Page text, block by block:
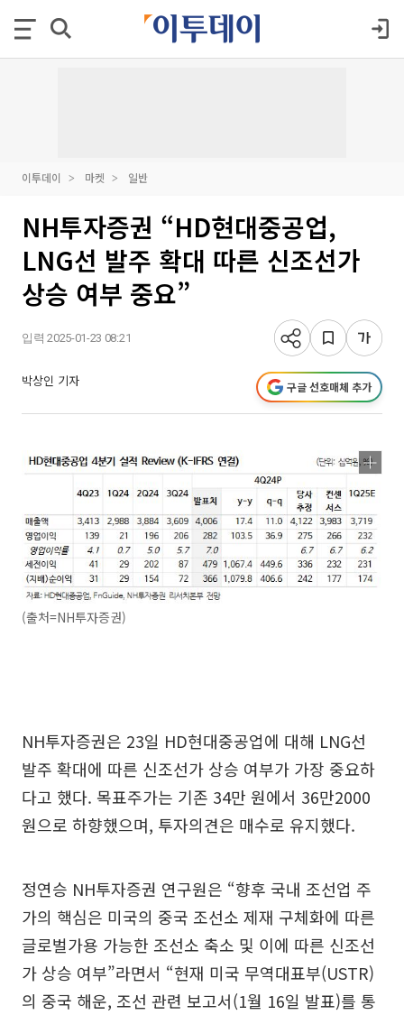
이투데이 마켓 일반
NH투자증권 “HD현대중공업,
LNG선 발주 확대 따른 신조선가
상승 여부 중요”
입력 2025-01-23 08:21
박상인 기자 구글 선호매체 추가
(출처=NH투자증권)
NH투자증권은 23일 HD현대중공업에 대해 LNG선
발주 확대에 따른 신조선가 상승 여부가 가장 중요하
다고 했다. 목표주가는 기존 34만 원에서 36만2000
원으로 하향했으며, 투자의견은 매수로 유지했다.
정연승 NH투자증권 연구원은 “향후 국내 조선업 주
가의 핵심은 미국의 중국 조선소 제재 구체화에 따른
글로벌가용 가능한 조선소 축소 및 이에 따른 신조선
가 상승 여부”라면서 “현재 미국 무역대표부(USTR)
의 중국 해운, 조선 관련 보고서(1월 16일 발표)를 통